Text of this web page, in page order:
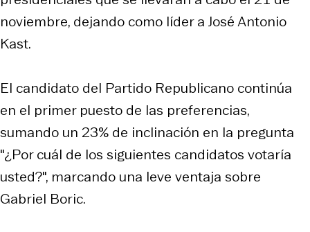
noviembre, dejando como líder a José Antonio
Kast.
El candidato del Partido Republicano continúa
en el primer puesto de las preferencias,
sumando un 23% de inclinación en la pregunta
"¿Por cuál de los siguientes candidatos votaría
usted?", marcando una leve ventaja sobre
Gabriel Boric.